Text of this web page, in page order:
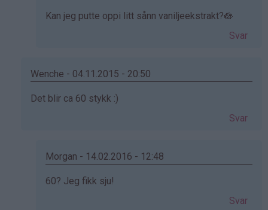
Som
Kristine
Det…
Kan jeg putte oppi litt sånn vaniljeekstrakt?🪷
Svar
Wenche - 04.11.2015 - 20:50
Som
Emilie
bekreftet)
Det blir ca 60 stykk :)
Svar
Morgan - 14.02.2016 - 12:48
Som
60? Jeg fikk sju!
Svar